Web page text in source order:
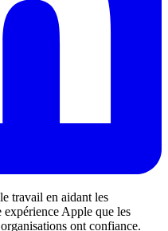
travail en aidant les
expérience Apple que les
ont confiance.